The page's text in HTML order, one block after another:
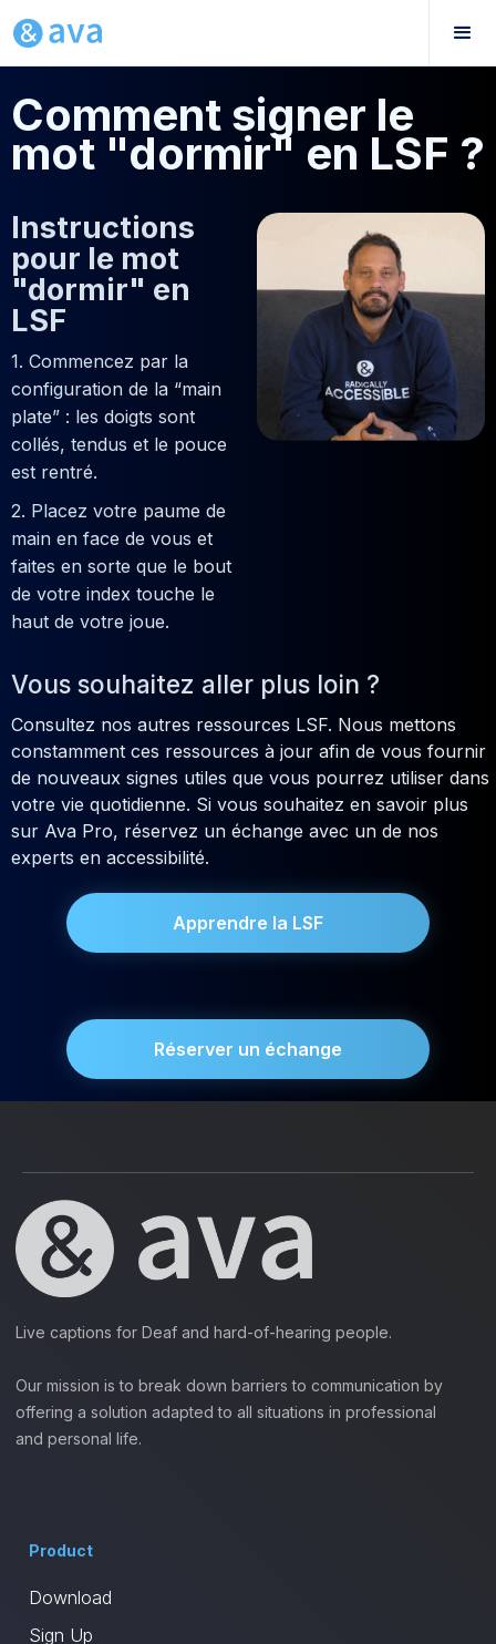
Comment signer le
mot "dormir" en LSF ?
Instructions
pour le mot
"dormir" en
LSF
1. Commencez par la
configuration de la “main
plate” : les doigts sont
collés, tendus et le pouce
est rentré.
2. Placez votre paume de
main en face de vous et
faites en sorte que le bout
de votre index touche le
haut de votre joue.
Vous souhaitez aller plus loin ?
Consultez nos autres ressources LSF. Nous mettons
constamment ces ressources à jour afin de vous fournir
de nouveaux signes utiles que vous pourrez utiliser dans
votre vie quotidienne. Si vous souhaitez en savoir plus
sur Ava Pro, réservez un échange avec un de nos
experts en accessibilité.
Apprendre la LSF
Réserver un échange
Live captions for Deaf and hard-of-hearing people.
Our mission is to break down barriers to communication by
offering a solution adapted to all situations in professional
and personal life.
Product
Download
Sign Up